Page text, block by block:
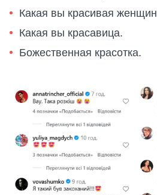
Какая вы красивая
Какая вы красавица.
Божественная красотка.